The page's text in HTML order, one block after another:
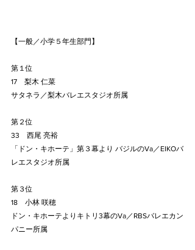
【一般／小学５年生部門】
第１位
17　梨木 仁菜
サタネラ／梨木バレエスタジオ所属
第２位
33　西尾 亮裕
「ドン・キホーテ」第３幕より バジルのVa／EIKOバ
レエスタジオ所属
第３位
18　小林 咲穂
ドン・キホーテよりキトリ3幕のVa／RBSバレエカン
パニー所属